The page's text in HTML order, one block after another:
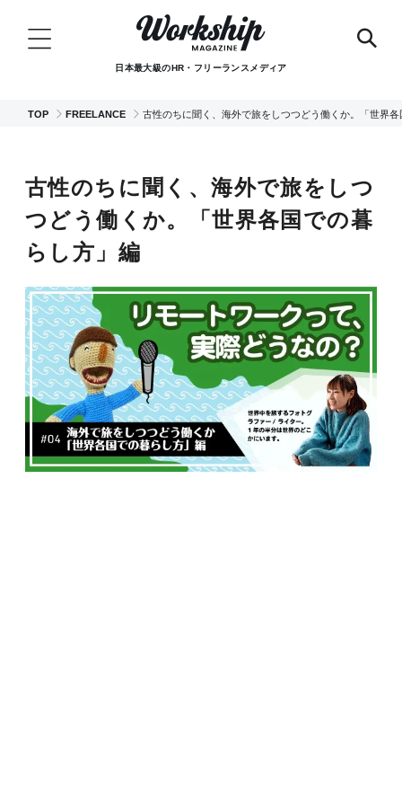
日本最大級のHR・フリーランスメディア
TOP FREELANCE 古性のちに聞く、海外で旅をしつつどう働くか。「世界
古性のちに聞く、海外で旅をしつ
つどう働くか。「世界各国での暮
らし方」編